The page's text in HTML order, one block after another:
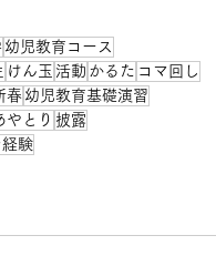
幼児教育コース
けん玉 活動 かるた コマ回し
春幼児教育基礎演習
やとり 披露
験